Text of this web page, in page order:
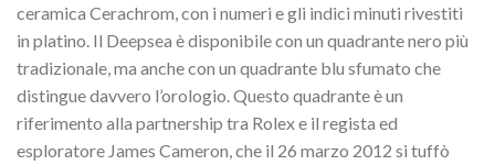
ceramica Cerachrom, con i numeri e gli indici minuti rivestiti
in platino. Il Deepsea è disponibile con un quadrante nero più
tradizionale, ma anche con un quadrante blu sfumato che
distingue davvero l’orologio. Questo quadrante è un
riferimento alla partnership tra Rolex e il regista ed
esploratore James Cameron, che il 26 marzo 2012 si tuffò